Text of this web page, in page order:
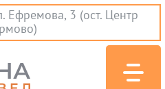
Ефремова, 3 (ост. Центр